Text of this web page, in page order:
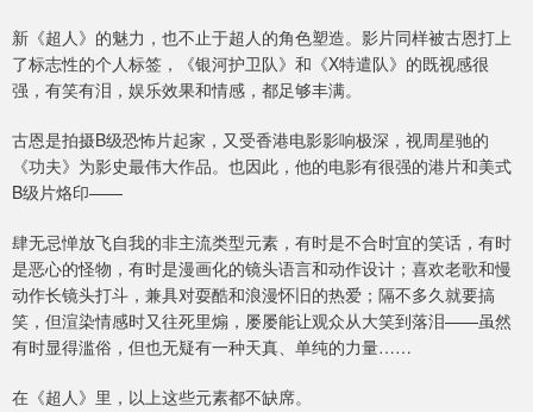
新《超人》的魅力，也不止于超人的角色塑造。影片同样被古恩打上
了标志性的个人标签，《银河护卫队》和《X特遣队》的既视感很
强，有笑有泪，娱乐效果和情感，都足够丰满。
古恩是拍摄B级恐怖片起家，又受香港电影影响极深，视周星驰的
《功夫》为影史最伟大作品。也因此，他的电影有很强的港片和美式
B级片烙印——
肆无忌惮放飞自我的非主流类型元素，有时是不合时宜的笑话，有时
是恶心的怪物，有时是漫画化的镜头语言和动作设计；喜欢老歌和慢
动作长镜头打斗，兼具对耍酷和浪漫怀旧的热爱；隔不多久就要搞
笑，但渲染情感时又往死里煽，屡屡能让观众从大笑到落泪——虽然
有时显得滥俗，但也无疑有一种天真、单纯的力量……
在《超人》里，以上这些元素都不缺席。